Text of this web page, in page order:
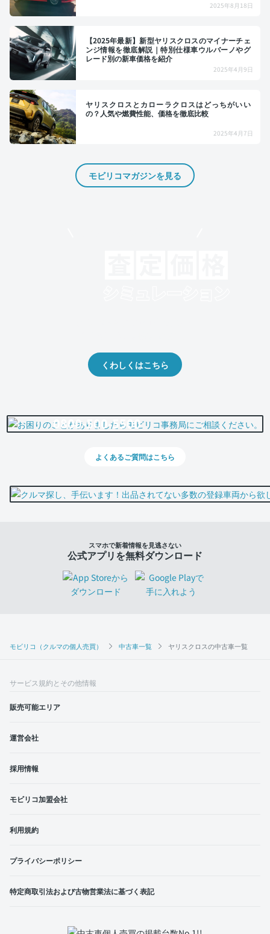
モビリコ（クルマの個人売買） 中古車一覧 ヤリスクロスの中古車一覧
2025年8月18日
【2025年最新】新型ヤリスクロスのマイナーチェ
ンジ情報を徹底解説｜特別仕様車ウルバーノやグ
レード別の新車価格を紹介
2025年4月9日
ヤリスクロスとカローラクロスはどっちがいい
の？人気や燃費性能、価格を徹底比較
2025年4月7日
モビリコマガジンを見る
くわしくはこちら
0800-500-5500
よくあるご質問はこちら
スマホで新着情報を見逃さない
公式アプリを無料ダウンロード
サービス規約とその他情報
販売可能エリア
運営会社
採用情報
モビリコ加盟会社
利用規約
プライバシーポリシー
特定商取引法および古物営業法に基づく表記